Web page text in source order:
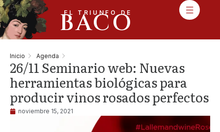
EL TRIUNFO DE
BACO
Inicio Agenda
26/11 Seminario web: Nuevas
herramientas biológicas para
producir vinos rosados perfectos
noviembre 15, 2021